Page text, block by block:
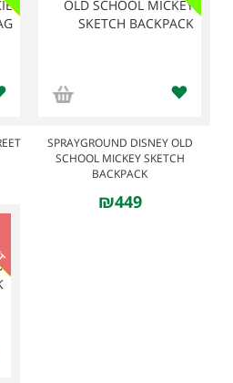
SPRAYGROUND DISNEY OLD
SCHOOL MICKEY SKETCH
BACKPACK
₪449